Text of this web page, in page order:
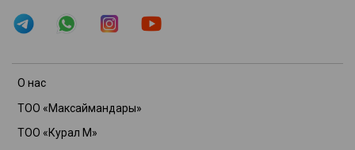
О нас
ТОО «Максаймандары»
ТОО «Курал М»